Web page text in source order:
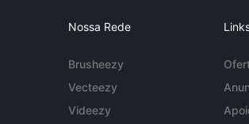
Nossa Rede
Brusheezy
Vecteezy
Videezy